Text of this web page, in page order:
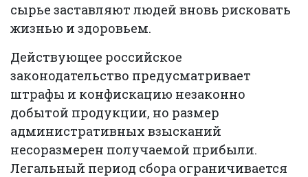
сырье заставляют людей вновь рисковать
жизнью и здоровьем.
Действующее российское
законодательство предусматривает
штрафы и конфискацию незаконно
добытой продукции, но размер
административных взысканий
несоразмерен получаемой прибыли.
Легальный период сбора ограничивается